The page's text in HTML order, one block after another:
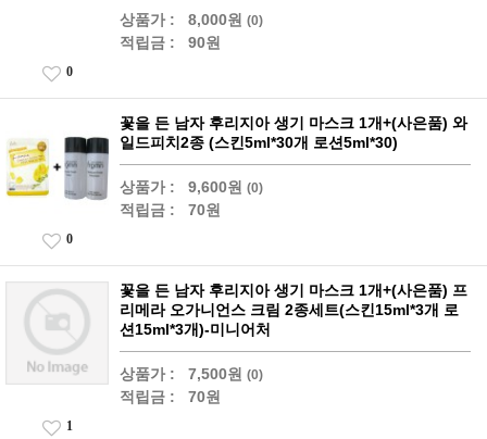
상품가 : 8,000원 (0)
적립금 : 90원
0
꽃을 든 남자 후리지아 생기 마스크 1개+(사은품) 와
일드피치2종 (스킨5ml*30개 로션5ml*30)
상품가 : 9,600원 (0)
적립금 : 70원
0
꽃을 든 남자 후리지아 생기 마스크 1개+(사은품) 프
리메라 오가니언스 크림 2종세트(스킨15ml*3개 로
션15ml*3개)-미니어처
상품가 : 7,500원 (0)
적립금 : 70원
1